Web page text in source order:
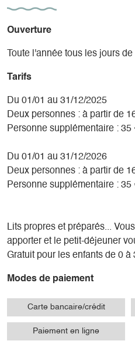
Ouverture
Toute l'année tous les jours
Tarifs
Du 01/01 au 31/12/2025
Deux personnes : à partir de
Personne supplémentaire : 35
Du 01/01 au 31/12/2026
Deux personnes : à partir de
Personne supplémentaire : 35
Lits propres et préparés...
apporter et le petit-déjeuner
Gratuit pour les enfants de 0 à
Modes de paiement
Carte bancaire/crédit
Paiement en ligne